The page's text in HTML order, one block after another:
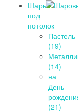
Шары
под
потолок
Пастель
(19)
(14)
на
День
(21)